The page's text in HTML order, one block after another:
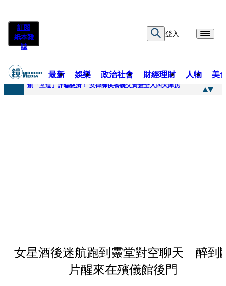
訂閱
紙本雜
誌
登入
最新 娛樂 政治社會 財經理財 人物 美
快訊
創「互道」詐騙慈濟！ 女律師供養義父黃金全入四大庫房
女星酒後迷航跑到靈堂對空聊天 醉到
片醒來在殯儀館後門